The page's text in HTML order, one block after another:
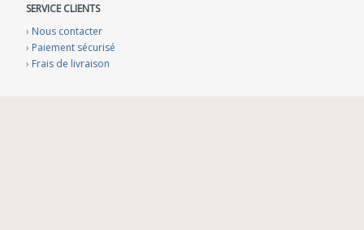
SERVICE CLIENTS
› Nous contacter
› Paiement sécurisé
› Frais de livraison